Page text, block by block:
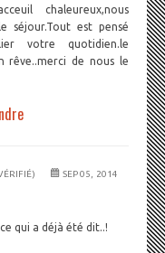
chaleureux,nous
séjour.Tout est pensé
votre quotidien.le
rêve..merci de nous le
SEP 05, 2014
qui a déjà été dit..!